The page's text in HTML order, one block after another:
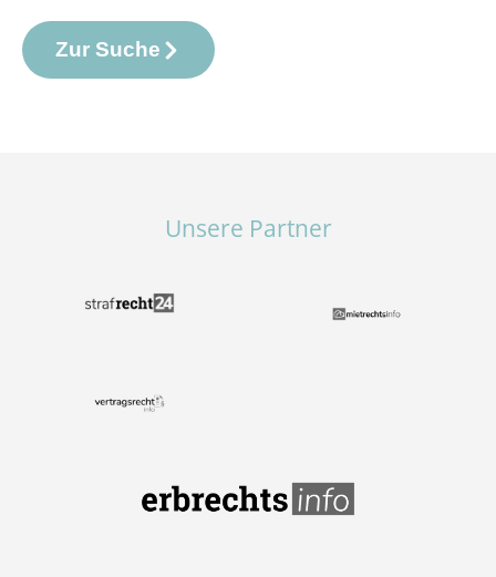
Zur Suche
Unsere Partner